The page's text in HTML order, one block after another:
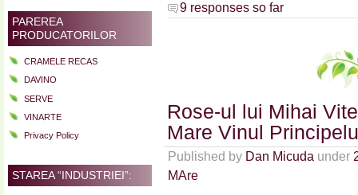
PAREREA
PRODUCATORILOR
CRAMELE RECAS
DAVINO
SERVE
VINARTE
Privacy Policy
STAREA “INDUSTRIEI”:
9 responses so far
Rose-ul lui Mihai
Mare Vinul
Published by Dan Micuda under
MAre